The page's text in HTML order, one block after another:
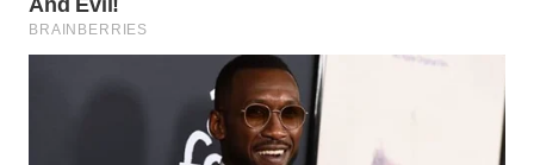
WAHANA
INFRASTRUKTUR